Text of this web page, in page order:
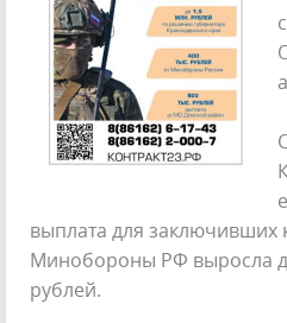
выплата для заключивших
Минобороны РФ выросла
рублей.